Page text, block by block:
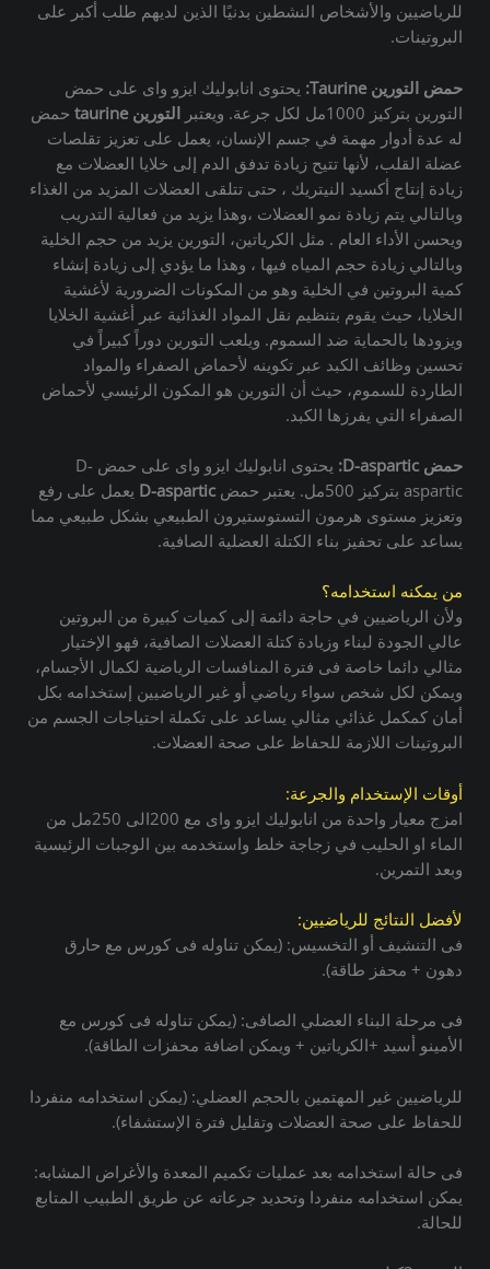
للرياضيين والأشخاص النشطين بدنيًا الذين لديهم طلب أكبر على
البروتينات.
حمض التورين Taurine:
يحتوى انابوليك ايزو واى على حمض
التورين بتركيز 1000مل لكل جرعة. ويعتبر
التورين taurine
حمض
له عدة أدوار مهمة في جسم الإنسان، يعمل على تعزيز تقلصات
عضلة القلب، لأنها تتيح زيادة تدفق الدم إلى خلايا العضلات مع
زيادة إنتاج أكسيد النيتريك ، حتى تتلقى العضلات المزيد من الغذاء
وبالتالي يتم زيادة نمو العضلات ،وهذا يزيد من فعالية التدريب
ويحسن الأداء العام . مثل الكرياتين، التورين يزيد من حجم الخلية
وبالتالي زيادة حجم المياه فيها ، وهذا ما يؤدي إلى زيادة إنشاء
كمية البروتين في الخلية وهو من المكونات الضرورية لأغشية
الخلايا، حيث يقوم بتنظيم نقل المواد الغذائية عبر أغشية الخلايا
ويزودها بالحماية ضد السموم. ويلعب التورين دوراً كبيراً في
تحسين وظائف الكبد عبر تكوينه لأحماض الصفراء والمواد
الطاردة للسموم، حيث أن التورين هو المكون الرئيسي لأحماض
الصفراء التي يفرزها الكبد.
حمض D-aspartic:
يحتوى انابوليك ايزو واى على حمض D-
aspartic بتركيز 500مل. يعتبر حمض
D-aspartic يعمل على رفع
وتعزيز مستوى هرمون التستوستيرون الطبيعي بشكل طبيعي مما
يساعد على تحفيز بناء الكتلة العضلية الصافية.
من يمكنه استخدامه؟
ولأن الرياضيين في حاجة دائمة إلى كميات كبيرة من البروتين
عالي الجودة لبناء وزيادة كتلة العضلات الصافية، فهو الإختيار
مثالي دائما خاصة فى فترة المنافسات الرياضية لكمال الأجسام،
ويمكن لكل شخص سواء رياضي أو غير الرياضيين إستخدامه بكل
أمان كمكمل غذائي مثالي يساعد على تكملة احتياجات الجسم من
البروتينات اللازمة للحفاظ على صحة العضلات.
أوقات الإستخدام والجرعة:
امزج معيار واحدة من انابوليك ايزو واى مع 200الى 250مل من
الماء او الحليب في زجاجة خلط واستخدمه بين الوجبات الرئيسية
وبعد التمرين.
لأفضل النتائج للرياضيين:
فى التنشيف أو التخسيس: (يمكن تناوله فى كورس مع حارق
دهون + محفز طاقة).
فى مرحلة البناء العضلي الصافى: (يمكن تناوله فى كورس مع
الأمينو أسيد +الكرياتين + ويمكن اضافة محفزات الطاقة).
للرياضيين غير المهتمين بالحجم العضلي: (يمكن استخدامه منفردا
للحفاظ على صحة العضلات وتقليل فترة الإستشفاء).
فى حالة استخدامه بعد عمليات تكميم المعدة والأغراض المشابه:
يمكن استخدامه منفردا وتحديد جرعاته عن طريق الطبيب المتابع
للحالة.